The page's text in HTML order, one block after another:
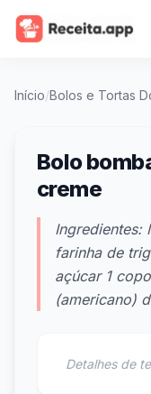
Início/Bolos e Tortas
Bolo
creme
Ingredientes:
farinha de
açúcar 1
(americano)
Detalhes de